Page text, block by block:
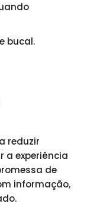
bucal.
reduzir
a experiência
de
informação,